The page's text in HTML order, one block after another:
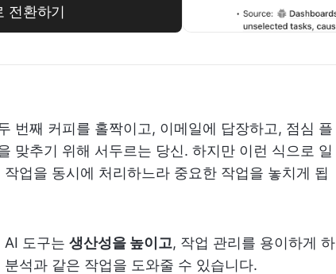
전환하기
번째 커피를 홀짝이고, 이메일에 답장하고, 점심 플
맞추기 위해 서두르는 당신. 하지만 이런 식으로 일
업을 동시에 처리하느라 중요한 작업을 놓치게 됩
AI 도구는 생산성을 높이고, 작업 관리를 용이하게 하
석과 같은 작업을 도와줄 수 있습니다.